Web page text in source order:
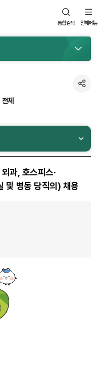
통합검색 전체메뉴
전체
공
과, 호스피스·
및 병동 당직의) 채용